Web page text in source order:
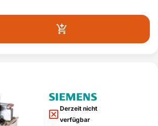
Derzeit nicht
verfügbar